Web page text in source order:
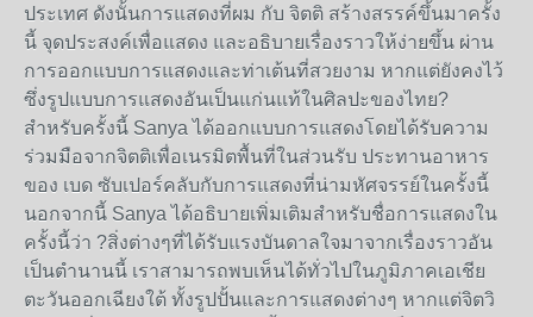
ประเทศ ดังนั้นการแสดงที่ผม กับ จิตติ สร้างสรรค์ขึ้นมาครั้ง
นี้ จุดประสงค์เพื่อแสดง และอธิบายเรื่องราวให้ง่ายขึ้น ผ่าน
การออกแบบการแสดงและท่าเต้นที่สวยงาม หากแต่ยังคงไว้
ซึ่งรูปแบบการแสดงอันเป็นแก่นแท้ในศิลปะของไทย?
สำหรับครั้งนี้ Sanya ได้ออกแบบการแสดงโดยได้รับความ
ร่วมมือจากจิตติเพื่อเนรมิตพื้นที่ในส่วนรับ ประทานอาหาร
ของ เบด ซับเปอร์คลับกับการแสดงที่น่ามหัศจรรย์ในครั้งนี้
นอกจากนี้ Sanya ได้อธิบายเพิ่มเติมสำหรับชื่อการแสดงใน
ครั้งนี้ว่า ?สิ่งต่างๆที่ได้รับแรงบันดาลใจมาจากเรื่องราวอัน
เป็นตำนานนี้ เราสามารถพบเห็นได้ทั่วไปในภูมิภาคเอเชีย
ตะวันออกเฉียงใต้ ทั้งรูปปั้นและการแสดงต่างๆ หากแต่จิตวิ